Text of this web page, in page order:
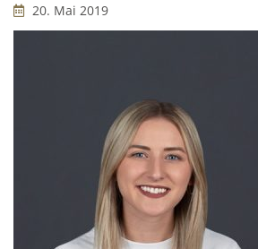
20. Mai 2019